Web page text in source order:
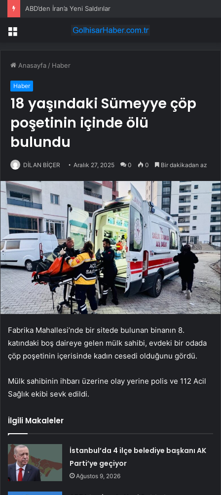
ABD’den İran’a Yeni Saldırılar
Menü
Anasayfa / Haber
Haber
18 yaşındaki Sümeyye çöp
poşetinin içinde ölü
bulundu
DİLAN BİÇER Aralık 27, 2025 0 0 Bir dakikadan az
Fabrika Mahallesi’nde bir sitede bulunan binanın 8.
katındaki boş daireye gelen mülk sahibi, evdeki bir odada
çöp poşetinin içerisinde kadın cesedi olduğunu gördü.
Mülk sahibinin ihbarı üzerine olay yerine polis ve 112 Acil
Sağlık ekibi sevk edildi.
İlgili Makaleler
İstanbul’da 4 ilçe belediye başkanı AK
Parti’ye geçiyor
Ağustos 9, 2026